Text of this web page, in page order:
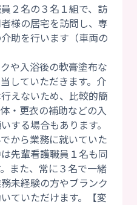
２名の３名１組で、訪
様の居宅を訪問し、専
助を行います（車両の
や入浴後の軟膏塗布な
していただきます。介
えないため、比較的簡
・更衣の補助などの入
する場合もあります。
から業務に就いていた
先輩看護職員１名も同
また、常に３名で一緒
未経験の方やブランク
ていただけます。【変